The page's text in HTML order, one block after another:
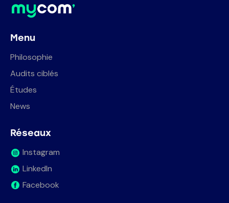
Menu
Philosophie
Audits ciblés
Études
News
Réseaux
Instagram
LinkedIn
Facebook